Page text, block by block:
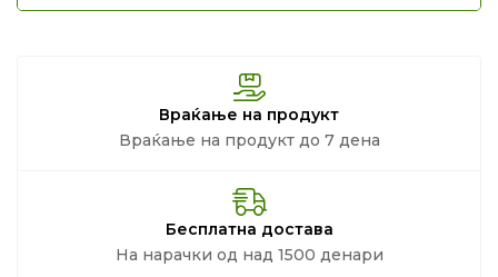
Враќање на продукт
Враќање на продукт до 7 дена
Бесплатна достава
На нарачки од над 1500 денари